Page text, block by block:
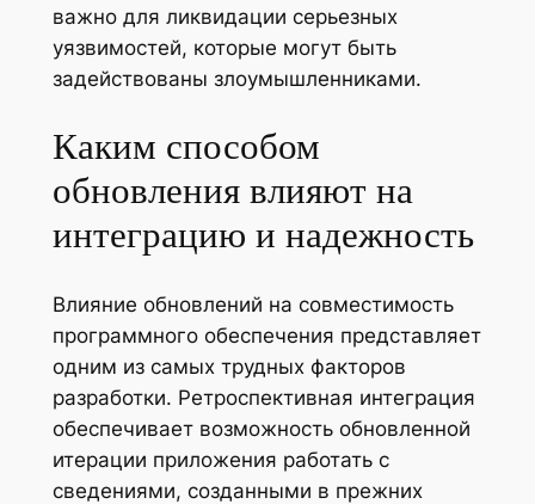
важно для ликвидации серьезных
уязвимостей, которые могут быть
задействованы злоумышленниками.
Каким способом
обновления влияют на
интеграцию и надежность
Влияние обновлений на совместимость
программного обеспечения представляет
одним из самых трудных факторов
разработки. Ретроспективная интеграция
обеспечивает возможность обновленной
итерации приложения работать с
сведениями, созданными в прежних